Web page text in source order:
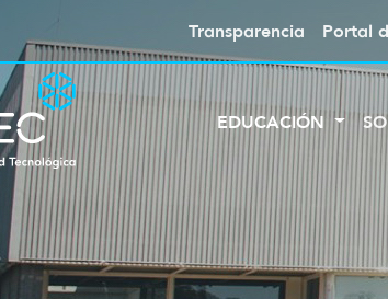
Transparencia Portal
EDUCACIÓN